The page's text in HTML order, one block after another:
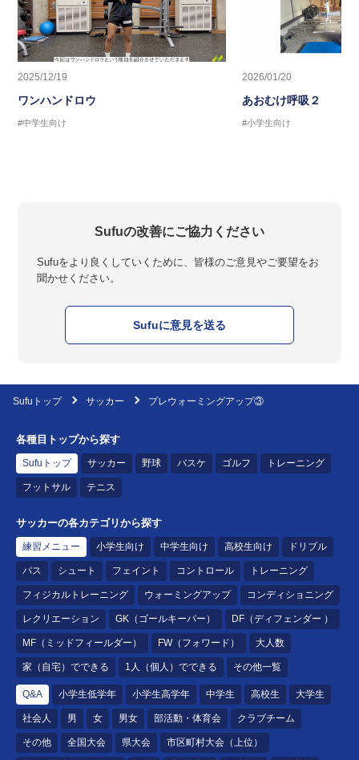
2025/12/19
ワンハンドロウ
#中学生向け
2026/01/20
あおむけ呼吸２
#小学生向け
Sufuの改善にご協力ください
Sufuをより良くしていくために、皆様のご意見やご要望をお
聞かせください。
Sufuに意見を送る
Sufuトップ サッカー プレウォーミングアップ③
各種目トップから探す
Sufuトップ サッカー 野球 バスケ ゴルフ トレーニング
フットサル テニス
サッカーの各カテゴリから探す
練習メニュー 小学生向け 中学生向け 高校生向け ドリブル
パス シュート フェイント コントロール トレーニング
フィジカルトレーニング ウォーミングアップ コンディショニング
レクリエーション GK（ゴールキーパー） DF（ディフェンダー ）
MF（ミッドフィールダー） FW（フォワード） 大人数
家（自宅）でできる 1人（個人）でできる その他一覧
Q&A 小学生低学年 小学生高学年 中学生 高校生 大学生
社会人 男 女 男女 部活動・体育会 クラブチーム
その他 全国大会 県大会 市区町村大会（上位）